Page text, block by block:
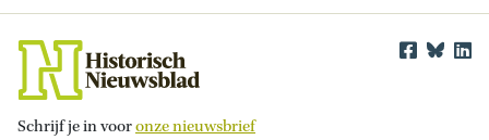
Schrijf je in vooronze nieuwsbrief